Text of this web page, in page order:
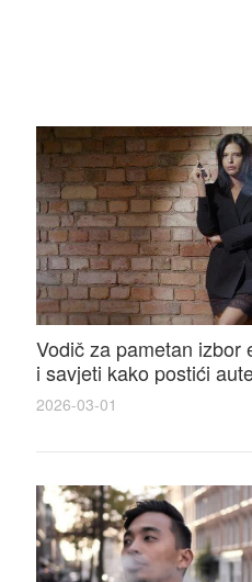
Vodič za pametan izbor
i savjeti kako postići
elektronske cigarete feel
2026-03-01